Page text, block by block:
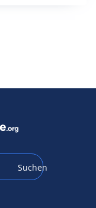
Suchen